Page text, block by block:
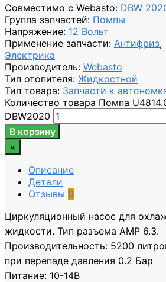
Совместимо с Webasto: DBW
Группа запчастей: Помпы
Напряжение: 12 Вольт
Применение запчасти: Антифриз,
Электрика
Производитель: Webasto
Тип отопителя: Жидкостной
Тип товара: Запчасти к
Количество товара Помпа
DBW2020
В корзину
×
Описание
Детали
Отзывы 0
Циркуляционный насос для
жидкости. Тип разъема AMP 6.3.
Производительность: 5200
при перепаде давления 0.2 Бар
Питание: 10-14В